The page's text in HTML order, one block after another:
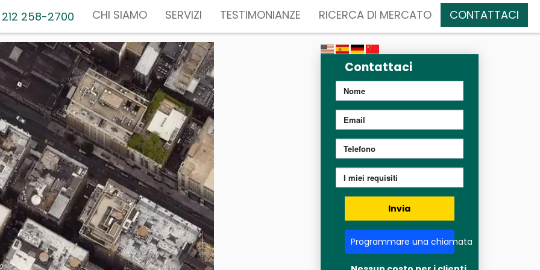
212 258-2700 CHI SIAMO SERVIZI TESTIMONIANZE RICERCA DI MERCATO CONTATTACI
Contattaci
Invia
Programmare una chiamata